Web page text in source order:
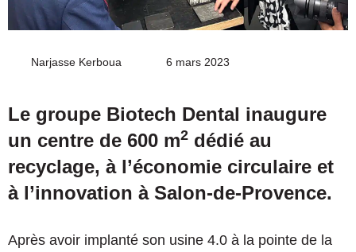
Narjasse Kerboua
Envoyer6 mars 2023
Le groupe Biotech Dental inaugure
un centre de 600 m2 dédié au
recyclage, à l’économie circulaire et
à l’innovation à Salon-de-Provence.
Après avoir implanté son usine 4.0 à la pointe de la